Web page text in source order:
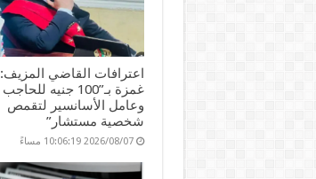
اعترافات القاضي المزيف:
غمزة بـ”100 جنيه للحاجب
وعامل الأسانسير لتقمص
شخصية مستشار”
2026/08/07 10:06:19 مساءً